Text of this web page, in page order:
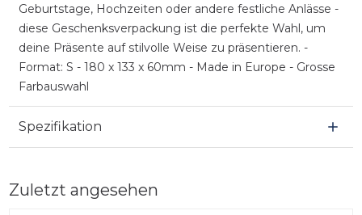
Geburtstage, Hochzeiten oder andere festliche Anlässe -
diese Geschenksverpackung ist die perfekte Wahl, um
deine Präsente auf stilvolle Weise zu präsentieren. -
Format: S - 180 x 133 x 60mm - Made in Europe - Grosse
Farbauswahl
Spezifikation
Zuletzt angesehen